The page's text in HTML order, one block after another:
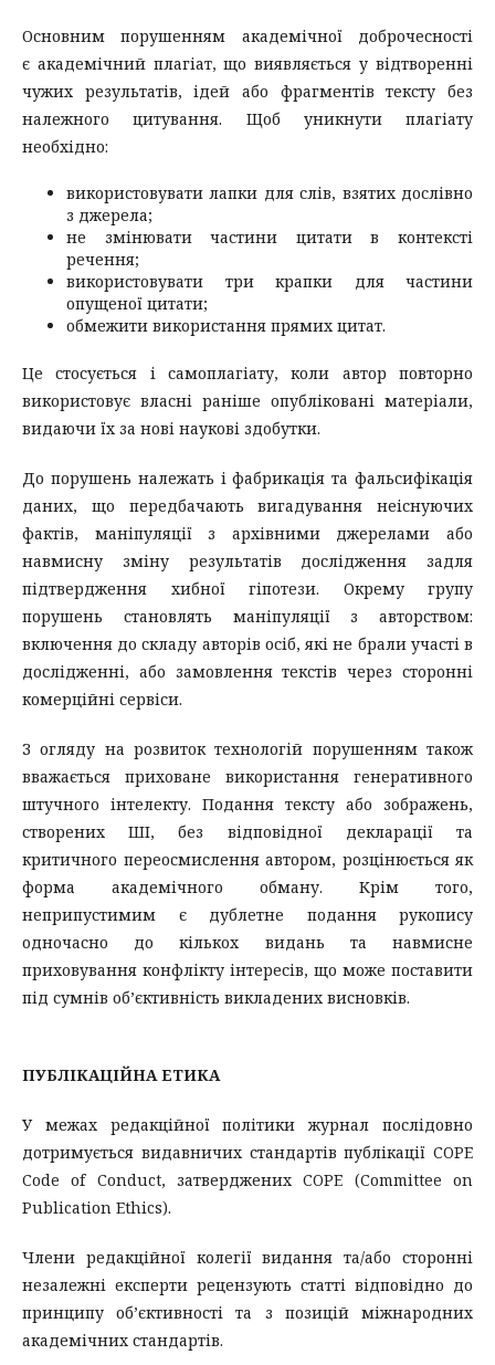
Основним порушенням академічної доброчесності
є академічний плагіат, що виявляється у відтворенні
чужих результатів, ідей або фрагментів тексту без
належного цитування. Щоб уникнути плагіату
необхідно:
використовувати лапки для слів, взятих дослівно
з джерела;
не змінювати частини цитати в контексті
речення;
використовувати три крапки для частини
опущеної цитати;
обмежити використання прямих цитат.
Це стосується і самоплагіату, коли автор повторно
використовує власні раніше опубліковані матеріали,
видаючи їх за нові наукові здобутки.
До порушень належать і фабрикація та фальсифікація
даних, що передбачають вигадування неіснуючих
фактів, маніпуляції з архівними джерелами або
навмисну зміну результатів дослідження задля
підтвердження хибної гіпотези. Окрему групу
порушень становлять маніпуляції з авторством:
включення до складу авторів осіб, які не брали участі в
дослідженні, або замовлення текстів через сторонні
комерційні сервіси.
З огляду на розвиток технологій порушенням також
вважається приховане використання генеративного
штучного інтелекту. Подання тексту або зображень,
створених ШІ, без відповідної декларації та
критичного переосмислення автором, розцінюється як
форма академічного обману. Крім того,
неприпустимим є дублетне подання рукопису
одночасно до кількох видань та навмисне
приховування конфлікту інтересів, що може поставити
під сумнів об’єктивність викладених висновків.
ПУБЛІКАЦІЙНА ЕТИКА
У межах редакційної політики журнал послідовно
дотримується видавничих стандартів публікації COPE
Code of Conduct, затверджених COPE (Committee on
Publication Ethics).
Члени редакційної колегії видання та/або сторонні
незалежні експерти рецензують статті відповідно до
принципу об’єктивності та з позицій міжнародних
академічних стандартів.